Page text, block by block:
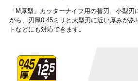
「M厚型」カッターナイフ用の替刃。小型刃
がら、刃厚0.45ミリと大型刃に近い厚みがあ
トなどにも対応できます。